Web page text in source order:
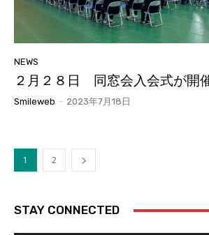
NEWS
２月２８日 同窓会入会式が開
Smileweb - 2023年7月18日
1 2
STAY CONNECTED